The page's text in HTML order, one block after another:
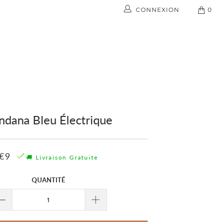
0
CONNEXION
Bleu Électrique
🚚 Livraison Gratuite
QUANTITÉ